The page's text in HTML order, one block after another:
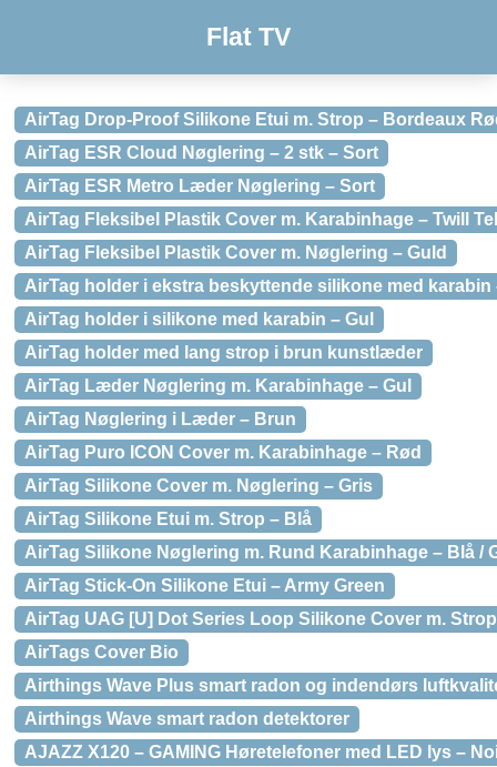
Flat TV
AirTag Drop-Proof Silikone Etui m. Strop – Bordeaux
AirTag ESR Cloud Nøglering – 2 stk – Sort
AirTag ESR Metro Læder Nøglering – Sort
AirTag Fleksibel Plastik Cover m. Karabinhage – Twill
AirTag Fleksibel Plastik Cover m. Nøglering – Guld
AirTag holder i ekstra beskyttende silikone med karabin
AirTag holder i silikone med karabin – Gul
AirTag holder med lang strop i brun kunstlæder
AirTag Læder Nøglering m. Karabinhage – Gul
AirTag Nøglering i Læder – Brun
AirTag Puro ICON Cover m. Karabinhage – Rød
AirTag Silikone Cover m. Nøglering – Gris
AirTag Silikone Etui m. Strop – Blå
AirTag Silikone Nøglering m. Rund Karabinhage – Blå /
AirTag Stick-On Silikone Etui – Army Green
AirTag UAG [U] Dot Series Loop Silikone Cover m.
AirTags Cover Bio
Airthings Wave Plus smart radon og indendørs
Airthings Wave smart radon detektorer
AJAZZ X120 – GAMING Høretelefoner med LED lys –